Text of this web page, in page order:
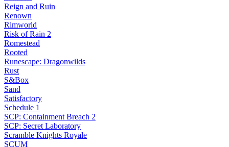
Reign and Ruin
Renown
Rimworld
Risk of Rain 2
Romestead
Rooted
Runescape: Dragonwilds
Rust
S&Box
Sand
Satisfactory
Schedule 1
SCP: Containment Breach 2
SCP: Secret Laboratory
Scramble Knights Royale
SCUM